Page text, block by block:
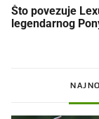
Što povezuje
legendarnog